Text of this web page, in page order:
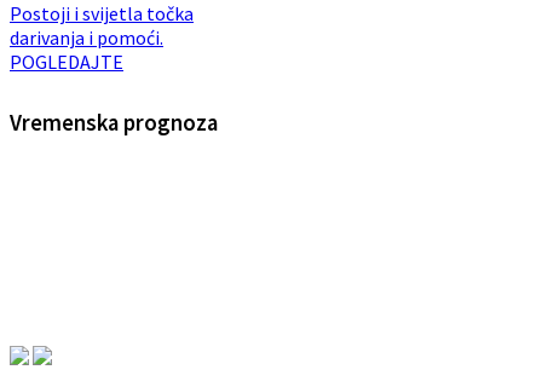
Postoji i svijetla točka
darivanja i pomoći.
POGLEDAJTE
Vremenska prognoza